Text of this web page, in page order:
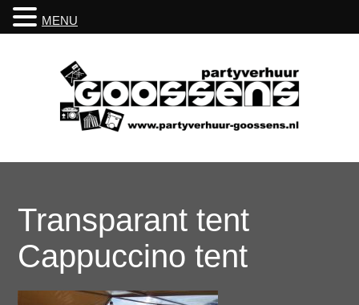
Transparant tent
Cappuccino tent
MENU